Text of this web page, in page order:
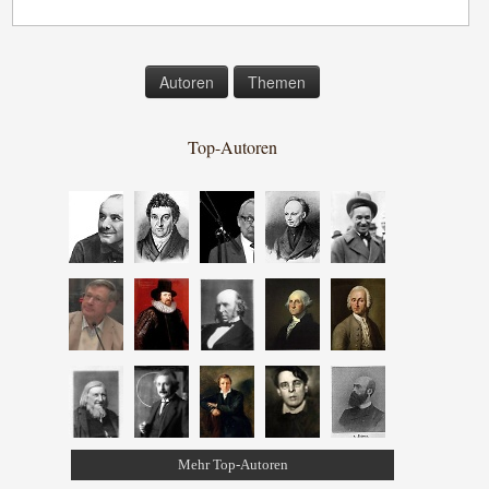
Autoren Themen
Top-Autoren
Mehr Top-Autoren